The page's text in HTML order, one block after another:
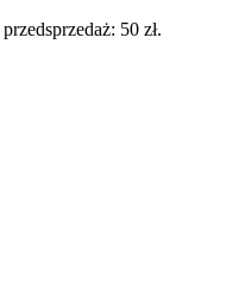
50 zł.